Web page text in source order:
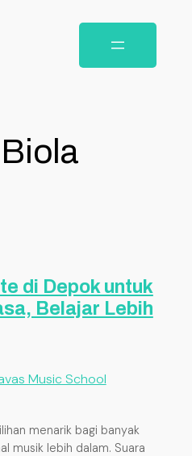
di Depok untuk
Belajar Lebih
Music School
menarik bagi banyak
musik lebih dalam. Suara